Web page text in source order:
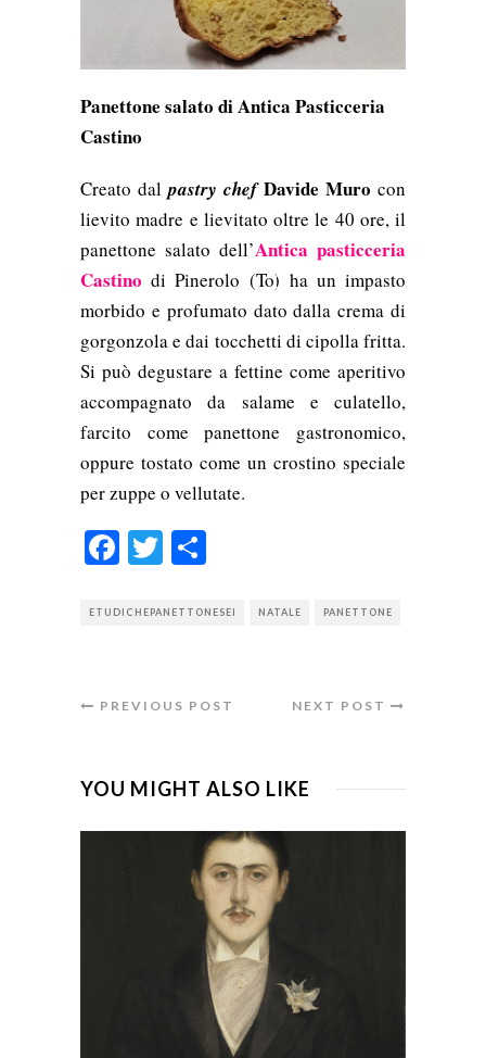
Panettone salato di Antica Pasticceria
Castino
Creato dalpastry chefDavide Muro con
lievito madre e lievitato oltre le 40 ore, il
panettone salato dell’Antica pasticceria
Castino di Pinerolo (To) ha un impasto
morbido e profumato dato dalla crema di
gorgonzola e dai tocchetti di cipolla fritta.
Si può degustare a fettine come aperitivo
accompagnato da salame e culatello,
farcito come panettone gastronomico,
oppure tostato come un crostino speciale
per zuppe o vellutate.
Facebook
Twitter
ETUDICHEPANETTONESEI NATALE PANETTONE
PREVIOUS POST NEXT POST
YOU MIGHT ALSO LIKE